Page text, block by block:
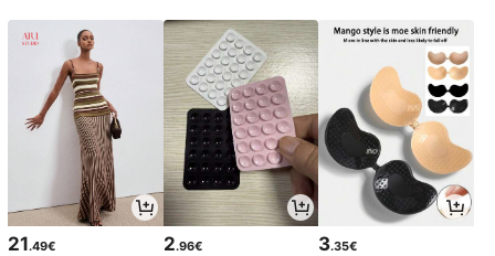
21.49€ 2.96€ 3.35€